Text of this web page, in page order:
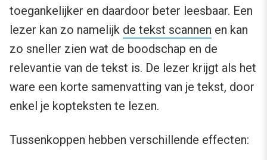
toegankelijker en daardoor beter leesbaar. Een
lezer kan zo namelijk de tekst scannen en kan
zo sneller zien wat de boodschap en de
relevantie van de tekst is. De lezer krijgt als het
ware een korte samenvatting van je tekst, door
enkel je kopteksten te lezen.
Tussenkoppen hebben verschillende effecten: